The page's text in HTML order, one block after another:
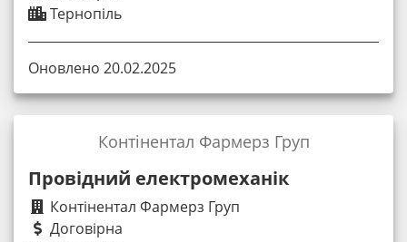
Тернопіль
Оновлено 20.02.2025
Провідний електромеханік
Контінентал Фармерз Груп
Договірна
Контінентал Фармерз Груп